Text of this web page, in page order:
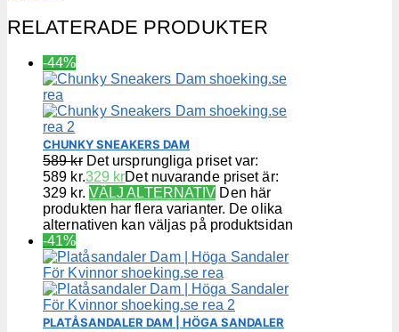
RELATERADE PRODUKTER
-44%
CHUNKY SNEAKERS DAM
589kr Det ursprungliga priset var:
589 kr.329 krDet nuvarande priset är:
329 kr. VÄLJ ALTERNATIV Den här
produkten har flera varianter. De olika
alternativen kan väljas på produktsidan
-41%
PLATÅSANDALER DAM | HÖGA SANDALER